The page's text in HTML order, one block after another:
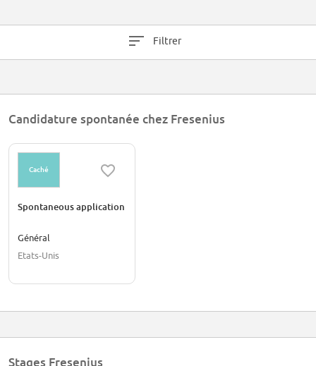
a key player in the global healthcare industry. The company has raised a
Filtrer
Candidature spontanée chez Fresenius
Caché
Spontaneous application
Général
Etats-Unis
Stages Fresenius